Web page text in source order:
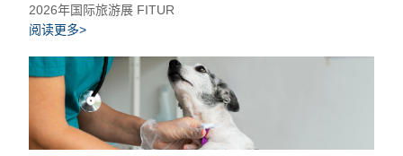
2026年国际旅游展 FITUR
阅读更多>